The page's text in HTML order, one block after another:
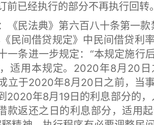
已经执行的部分不再执行回转。
民法典》第六百八十条第一款
民间借贷规定》中民间借贷利
一条进一步规定：“本规定施行
适用本规定。2020年8月20
立于2020年8月20日之前，当
2020年8月19日的利息部分的
款返还之日的利息部分，适用